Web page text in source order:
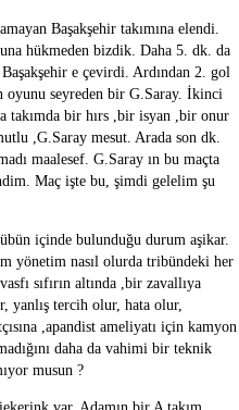
Başakşehir takımına elendi.
hükmeden bizdik. Daha 5. dk. da
e çevirdi. Ardından 2. gol
oyunu seyreden bir G.Saray. İkinci
takımda bir hırs ,bir isyan ,bir onur
,G.Saray mesut. Arada son dk.
maalesef. G.Saray ın bu maçta
Maç işte bu, şimdi gelelim şu
içinde bulunduğu durum aşikar.
yönetim nasıl olurda tribündeki her
sıfırın altında ,bir zavallıya
yanlış tercih olur, hata olur,
,apandist ameliyatı için kamyon
daha da vahimi bir teknik
musun ?